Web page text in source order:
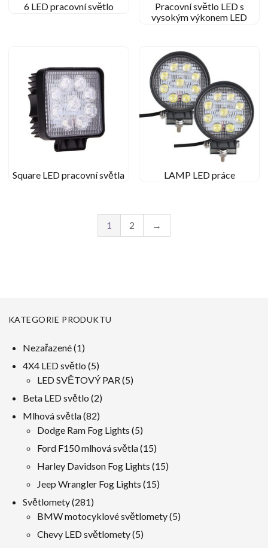
6 LED pracovní světlo
Pracovní světlo LED s
vysokým výkonem LED
Square LED pracovní světla LAMP LED práce
1 2 →
KATEGORIE PRODUKTU
Nezařazené 11
produkt
4X4 LED světlo 55
produkty
LED SVĚTOVÝ PAR 55
Beta LED světlo 22
produkty
Mlhová světla 8282
produkty
Dodge Ram Fog Lights 55
produkty
Ford F150 mlhová světla 1515
produkty
Harley Davidson Fog Lights 1515
Jeep Wrangler Fog Lights 1515
Světlomety 281281
produkty
BMW motocyklové světlomety 55
Chevy LED světlomety 55